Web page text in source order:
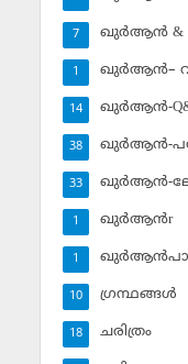
ഖുര്‍ആന്‍
7
ഖുര്‍ആന്‍–
1
ഖുര്‍ആന്‍-
14
ഖുര്‍ആന്‍-
38
ഖുര്‍ആന്‍-
33
ഖുര്‍ആന്‍r
1
1
ഗ്രന്ഥങ്ങള്‍
10
ചരിത്രം
18